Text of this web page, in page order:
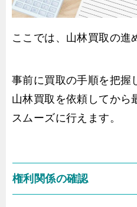
ここでは、山林買取の進
事前に買取の手順を把握
山林買取を依頼してから
スムーズに行えます。
権利関係の確認